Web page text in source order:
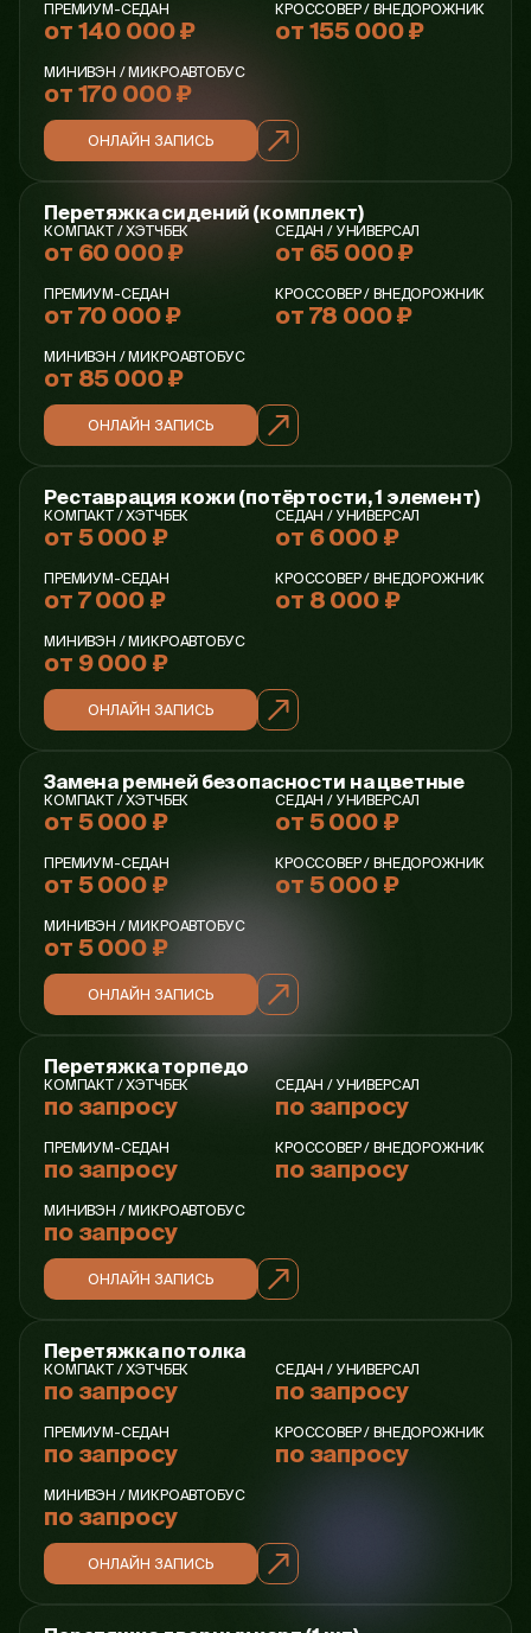
ПРЕМИУМ-СЕДАН
от 140 000 ₽
КРОССОВЕР / ВНЕДОРОЖНИК
от 155 000 ₽
МИНИВЭН / МИКРОАВТОБУС
от 170 000 ₽
ОНЛАЙН ЗАПИСЬ
Перетяжка сидений (комплект)
КОМПАКТ / ХЭТЧБЕК
от 60 000 ₽
СЕДАН / УНИВЕРСАЛ
от 65 000 ₽
ПРЕМИУМ-СЕДАН
от 70 000 ₽
КРОССОВЕР / ВНЕДОРОЖНИК
от 78 000 ₽
МИНИВЭН / МИКРОАВТОБУС
от 85 000 ₽
ОНЛАЙН ЗАПИСЬ
Реставрация кожи (потёртости, 1 элемент)
КОМПАКТ / ХЭТЧБЕК
от 5 000 ₽
СЕДАН / УНИВЕРСАЛ
от 6 000 ₽
ПРЕМИУМ-СЕДАН
от 7 000 ₽
КРОССОВЕР / ВНЕДОРОЖНИК
от 8 000 ₽
МИНИВЭН / МИКРОАВТОБУС
от 9 000 ₽
ОНЛАЙН ЗАПИСЬ
Замена ремней безопасности на цветные
КОМПАКТ / ХЭТЧБЕК
от 5 000 ₽
СЕДАН / УНИВЕРСАЛ
от 5 000 ₽
ПРЕМИУМ-СЕДАН
от 5 000 ₽
КРОССОВЕР / ВНЕДОРОЖНИК
от 5 000 ₽
МИНИВЭН / МИКРОАВТОБУС
от 5 000 ₽
ОНЛАЙН ЗАПИСЬ
Перетяжка торпедо
КОМПАКТ / ХЭТЧБЕК
по запросу
СЕДАН / УНИВЕРСАЛ
по запросу
ПРЕМИУМ-СЕДАН
по запросу
КРОССОВЕР / ВНЕДОРОЖНИК
по запросу
МИНИВЭН / МИКРОАВТОБУС
по запросу
ОНЛАЙН ЗАПИСЬ
Перетяжка потолка
КОМПАКТ / ХЭТЧБЕК
по запросу
СЕДАН / УНИВЕРСАЛ
по запросу
ПРЕМИУМ-СЕДАН
по запросу
КРОССОВЕР / ВНЕДОРОЖНИК
по запросу
МИНИВЭН / МИКРОАВТОБУС
по запросу
ОНЛАЙН ЗАПИСЬ